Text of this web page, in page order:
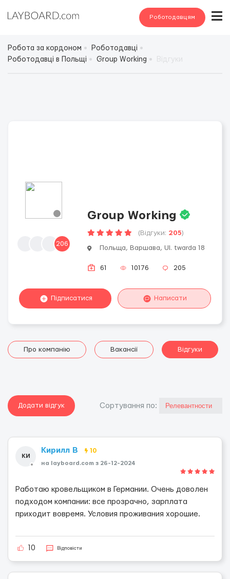
Роботодавцям
Робота за кордоном
Роботодавці
Роботодавці в Польщі
Group Working
206
Group Working
(Відгуки: 205)
Польща, Варшава, Ul. twarda 18
61 10176 205
Підписатися Написати
Про компанію Вакансії Відгуки
Додати відгук Сортування по:
КИ
Кирилл В 10
на layboard.com з 26-12-2024
Работаю кровельщиком в Германии. Очень доволен
подходом компании: все прозрачно, зарплата
приходит вовремя. Условия проживания хорошие.
10 Відповісти